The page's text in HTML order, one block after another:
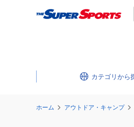
カテゴリ
ホーム アウトドア・キャンプ